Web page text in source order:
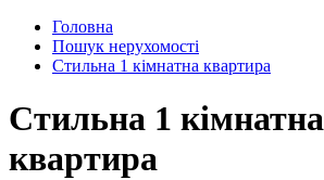
Головна
Пошук нерухомості
Стильна 1 кімнатна квартира
Стильна 1 кімнатна
квартира